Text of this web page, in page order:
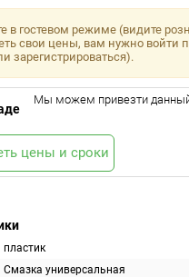
пластик
Смазка универсальная
в гостевом режиме (видите
свои цены, вам нужно войти
зарегистрироваться).
Мы можем привезти данный
цены и сроки